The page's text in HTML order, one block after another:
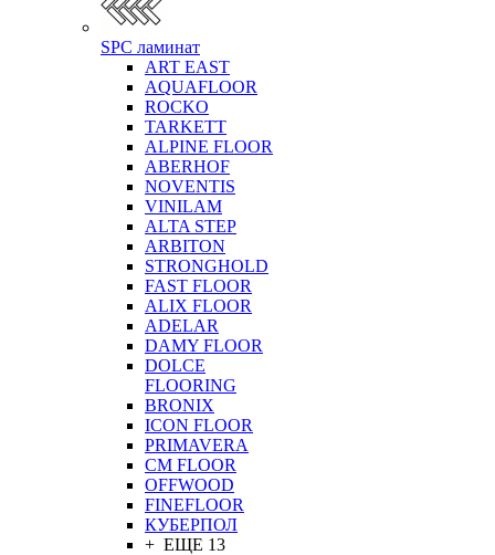
SPC ламинат
ART EAST
AQUAFLOOR
ROCKO
TARKETT
ALPINE FLOOR
ABERHOF
NOVENTIS
VINILAM
ALTA STEP
ARBITON
STRONGHOLD
FAST FLOOR
ALIX FLOOR
ADELAR
DAMY FLOOR
DOLCE
FLOORING
BRONIX
ICON FLOOR
PRIMAVERA
CM FLOOR
OFFWOOD
FINEFLOOR
КУБЕРПОЛ
+ ЕЩЕ 13